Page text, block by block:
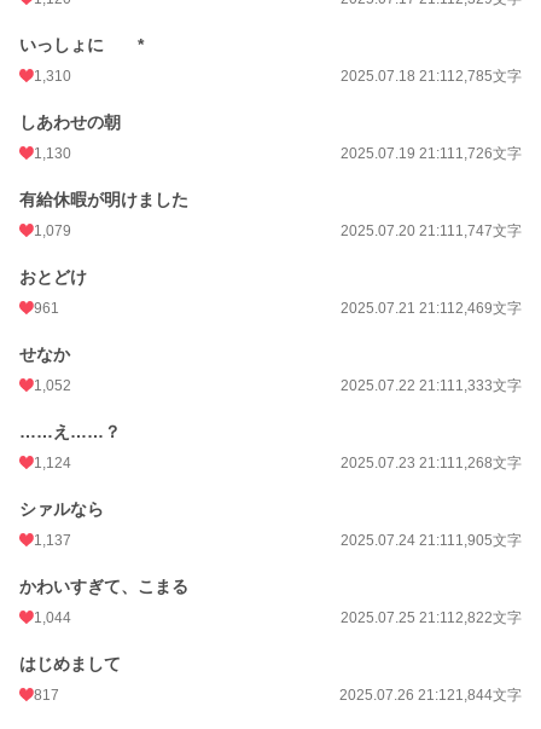
いっしょに *
1,310 2025.07.18 21:112,785文字
しあわせの朝
1,130 2025.07.19 21:111,726文字
有給休暇が明けました
1,079 2025.07.20 21:111,747文字
おとどけ
961 2025.07.21 21:112,469文字
せなか
1,052 2025.07.22 21:111,333文字
……え……？
1,124 2025.07.23 21:111,268文字
シァルなら
1,137 2025.07.24 21:111,905文字
かわいすぎて、こまる
1,044 2025.07.25 21:112,822文字
はじめまして
817 2025.07.26 21:121,844文字